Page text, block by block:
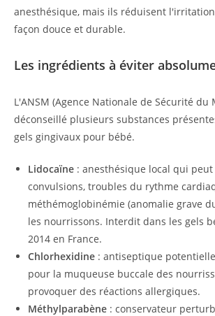
anesthésique, mais ils réduisent
façon douce et durable.
Les ingrédients à éviter
L'ANSM (Agence Nationale de Sécurité du
déconseillé plusieurs substances
gels gingivaux pour bébé.
Lidocaïne : anesthésique local qui
convulsions, troubles du rythme
méthémoglobinémie (anomalie grave
les nourrissons. Interdit dans les gels
2014 en France.
Chlorhexidine : antiseptique
pour la muqueuse buccale des
provoquer des réactions allergiques.
Méthylparabène : conservateur